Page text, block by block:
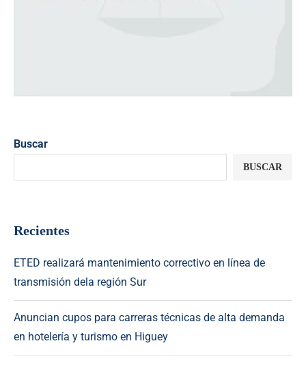
Buscar
BUSCAR
Recientes
ETED realizará mantenimiento correctivo en línea de
transmisión dela región Sur
Anuncian cupos para carreras técnicas de alta demanda
en hotelería y turismo en Higuey